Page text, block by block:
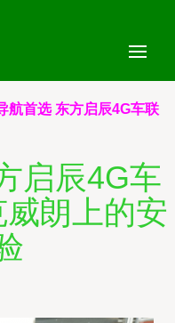
航首选 东方启辰4G车联
启辰4G车
朗上的安